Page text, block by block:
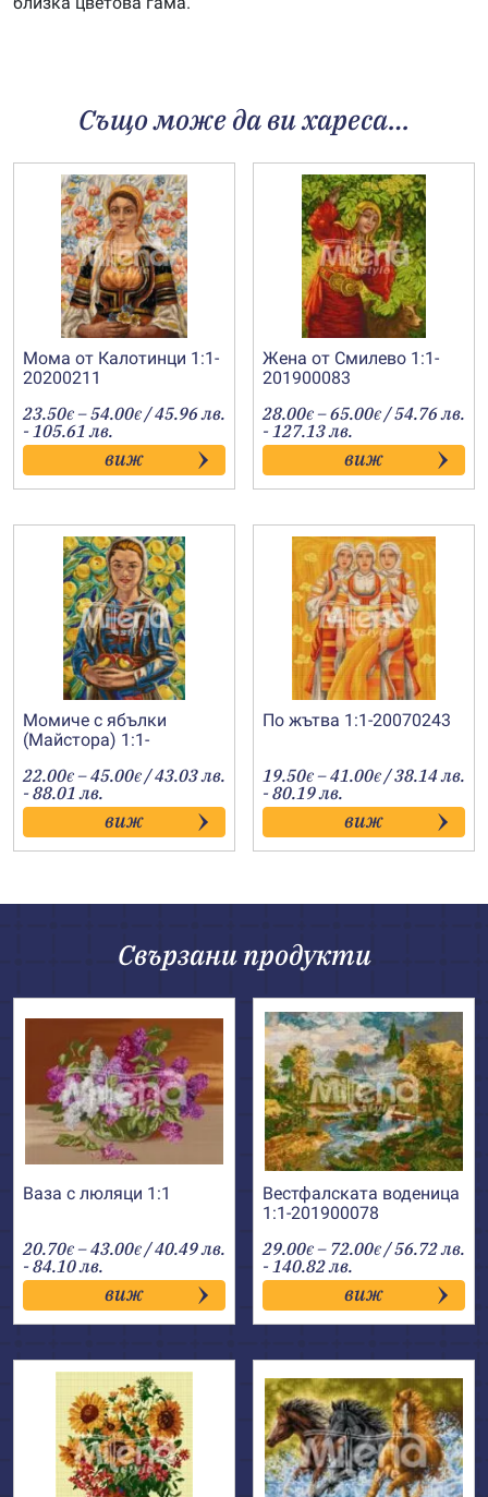
Също може да ви хареса…
Мома от Калотинци 1:1-
20200211
23.50€ –54.00€Price
range:
23.50€
through
54.00€
/ 45.96 лв.
- 105.61 лв.
виж
Жена от Смилево 1:1-
201900083
28.00€ –65.00€Price
range:
28.00€
through
65.00€
/ 54.76 лв.
- 127.13 лв.
виж
Момиче с ябълки
(Майстора) 1:1-
22.00€ –45.00€Price
range:
22.00€
through
45.00€
/ 43.03 лв.
- 88.01 лв.
виж
По жътва 1:1-20070243
19.50€ –41.00€Price
range:
19.50€
through
41.00€
/ 38.14 лв.
- 80.19 лв.
виж
Свързани продукти
Ваза с люляци 1:1
20.70€ –43.00€Price
range:
20.70€
through
43.00€
/ 40.49 лв.
- 84.10 лв.
виж
Вестфалската воденица
1:1-201900078
29.00€ – 72.00€Price
range:
29.00€
through
72.00€
/ 56.72 лв.
- 140.82 лв.
виж